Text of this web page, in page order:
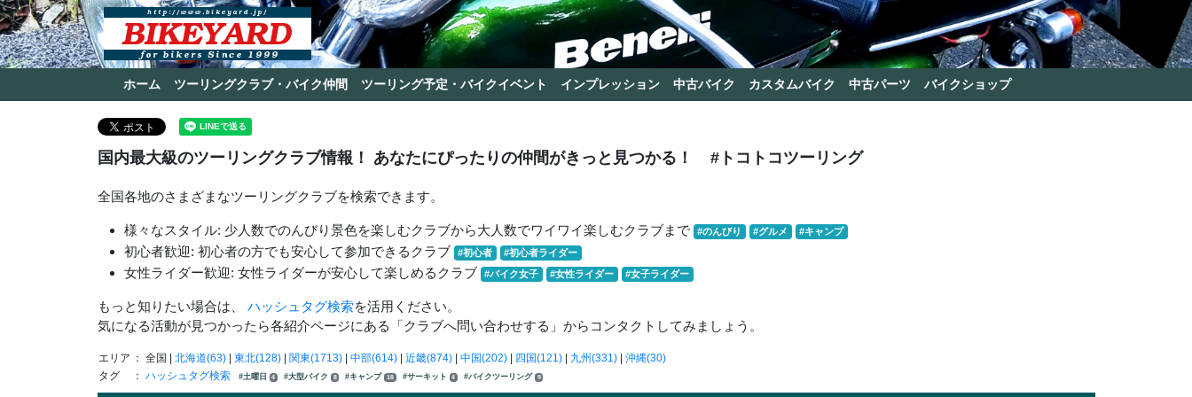
ホーム ツーリングクラブ・バイク仲間 ツーリング予定・バイクイベント インプレッション 中古バイク カスタムバイク 中古パーツ バイクショップ
国内最大級のツーリングクラブ情報！ あなたにぴったりの仲間がきっと見つかる！ #トコトコツーリング
全国各地のさまざまなツーリングクラブを検索できます。
様々なスタイル: 少人数でのんびり景色を楽しむクラブから大人数でワイワイ楽しむクラブまで #のんびり #グルメ #キャンプ
初心者歓迎: 初心者の方でも安心して参加できるクラブ #初心者 #初心者ライダー
女性ライダー歓迎: 女性ライダーが安心して楽しめるクラブ #バイク女子 #女性ライダー #女子ライダー
もっと知りたい場合は、 ハッシュタグ検索を活用ください。
気になる活動が見つかったら各紹介ページにある「クラブへ問い合わせする」からコンタクトしてみましょう。
エリア ： 全国 | 北海道(63)| 東北(128)| 関東(1713)| 中部(614)| 近畿(874)| 中国(202)| 四国(121)| 九州(331)| 沖縄(30)
タグ
： ハッシュタグ検索 #土曜日 4 #大型バイク 8 #キャンプ 18 #サーキット 4 #バイクツーリング 9